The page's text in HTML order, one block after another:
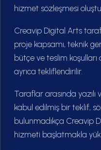
hizmet sözleşmesi
Creavip Digital Arts
proje kapsamı, teknik
bütçe ve teslim
ayrıca tekliflendirilir.
Taraflar arasında
kabul edilmiş bir teklif,
bulunmadıkça Creavip
hizmeti başlatmakla